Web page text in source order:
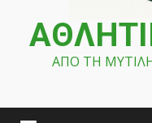
ΑΠΟ ΤΗ